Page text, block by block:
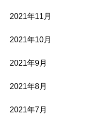
2021年11月
2021年10月
2021年9月
2021年8月
2021年7月